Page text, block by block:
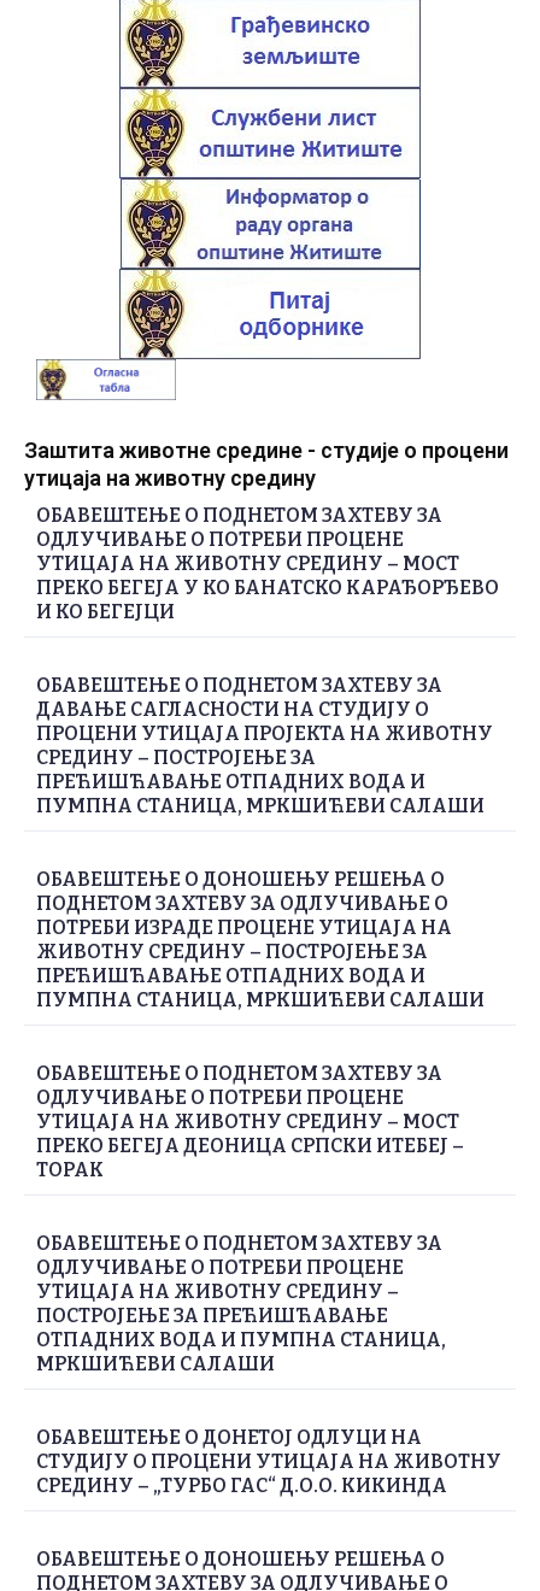
Заштита животне средине - студије о процени
утицаја на животну средину
ОБАВЕШТЕЊЕ О ПОДНЕТОМ ЗАХТЕВУ ЗА
ОДЛУЧИВАЊЕ О ПОТРЕБИ ПРОЦЕНЕ
УТИЦАЈА НА ЖИВОТНУ СРЕДИНУ – МОСТ
ПРЕКО БЕГЕЈА У КО БАНАТСКО КАРАЂОРЂЕВО
И КО БЕГЕЈЦИ
ОБАВЕШТЕЊЕ О ПОДНЕТОМ ЗАХТЕВУ ЗА
ДАВАЊЕ САГЛАСНОСТИ НА СТУДИЈУ О
ПРОЦЕНИ УТИЦАЈА ПРОЈЕКТА НА ЖИВОТНУ
СРЕДИНУ – ПОСТРОЈЕЊЕ ЗА
ПРЕЋИШЋАВАЊЕ ОТПАДНИХ ВОДА И
ПУМПНА СТАНИЦА, МРКШИЋЕВИ САЛАШИ
ОБАВЕШТЕЊЕ О ДОНОШЕЊУ РЕШЕЊА О
ПОДНЕТОМ ЗАХТЕВУ ЗА ОДЛУЧИВАЊЕ О
ПОТРЕБИ ИЗРАДЕ ПРОЦЕНЕ УТИЦАЈА НА
ЖИВОТНУ СРЕДИНУ – ПОСТРОЈЕЊЕ ЗА
ПРЕЋИШЋАВАЊЕ ОТПАДНИХ ВОДА И
ПУМПНА СТАНИЦА, МРКШИЋЕВИ САЛАШИ
ОБАВЕШТЕЊЕ О ПОДНЕТОМ ЗАХТЕВУ ЗА
ОДЛУЧИВАЊЕ О ПОТРЕБИ ПРОЦЕНЕ
УТИЦАЈА НА ЖИВОТНУ СРЕДИНУ – МОСТ
ПРЕКО БЕГЕЈА ДЕОНИЦА СРПСКИ ИТЕБЕЈ –
ТОРАК
ОБАВЕШТЕЊЕ О ПОДНЕТОМ ЗАХТЕВУ ЗА
ОДЛУЧИВАЊЕ О ПОТРЕБИ ПРОЦЕНЕ
УТИЦАЈА НА ЖИВОТНУ СРЕДИНУ –
ПОСТРОЈЕЊЕ ЗА ПРЕЋИШЋАВАЊЕ
ОТПАДНИХ ВОДА И ПУМПНА СТАНИЦА,
МРКШИЋЕВИ САЛАШИ
ОБАВЕШТЕЊЕ О ДОНЕТОЈ ОДЛУЦИ НА
СТУДИЈУ О ПРОЦЕНИ УТИЦАЈА НА ЖИВОТНУ
СРЕДИНУ – „ТУРБО ГАС“ Д.О.О. КИКИНДА
ОБАВЕШТЕЊЕ О ДОНОШЕЊУ РЕШЕЊА О
ПОДНЕТОМ ЗАХТЕВУ ЗА ОДЛУЧИВАЊЕ О